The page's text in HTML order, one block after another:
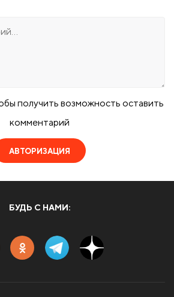
получить возможность оставить
комментарий
АВТОРИЗАЦИЯ
БУДЬ С НАМИ: